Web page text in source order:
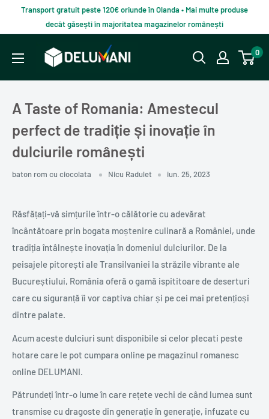
continut
Transport gratuit peste 120€ oriunde în Olanda • Mai multe produse
decât găsești în majoritatea magazinelor românești
Delumani
Magazin
online
0
A Taste of Romania: Amestecul
perfect de tradiție și inovație în
dulciurile românești
baton rom cu ciocolata Nicu Radulet iun. 25, 2023
Răsfățați-vă simțurile într-o călătorie cu adevărat
încântătoare prin bogata moștenire culinară a României, unde
tradiția întâlnește inovația în domeniul dulciurilor. De la
peisajele pitorești ale Transilvaniei la străzile vibrante ale
Bucureștiului, România oferă o gamă ispititoare de deserturi
care cu siguranță îi vor captiva chiar și pe cei mai pretențioși
dintre palate.
Acum aceste dulciuri sunt disponibile si celor plecati peste
hotare care le pot cumpara online pe magazinul romanesc
online DELUMANI.
Pătrundeți într-o lume în care rețete vechi de când lumea sunt
transmise cu dragoste din generație în generație, infuzate cu